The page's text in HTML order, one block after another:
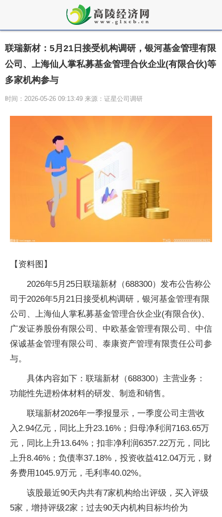
联瑞新材：5月21日接受机构调研，银河基金管理有限
公司、上海仙人掌私募基金管理合伙企业(有限合伙)等
多家机构参与
时间：2026-05-26 09:13:49 来源：证星公司调研
【资料图】
2026年5月25日联瑞新材（688300）发布公告称公
司于2026年5月21日接受机构调研，银河基金管理有限
公司、上海仙人掌私募基金管理合伙企业(有限合伙)、
广发证券股份有限公司、中欧基金管理有限公司、中信
保诚基金管理有限公司、泰康资产管理有限责任公司参
与。
具体内容如下：联瑞新材（688300）主营业务：
功能性先进粉体材料的研发、制造和销售。
联瑞新材2026年一季报显示，一季度公司主营收
入2.94亿元，同比上升23.16%；归母净利润7163.65万
元，同比上升13.64%；扣非净利润6357.22万元，同比
上升8.46%；负债率37.18%，投资收益412.04万元，财
务费用1045.9万元，毛利率40.02%。
该股最近90天内共有7家机构给出评级，买入评级
5家，增持评级2家；过去90天内机构目标均价为